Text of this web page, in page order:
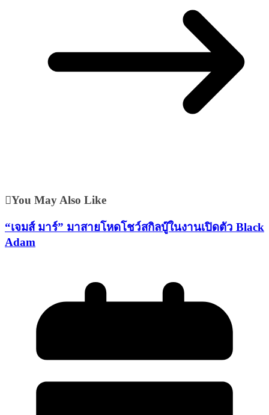
You May Also Like
“เจมส์ มาร์” มาสายโหดโชว์สกิลบู๊ในงานเปิดตัว Black
Adam